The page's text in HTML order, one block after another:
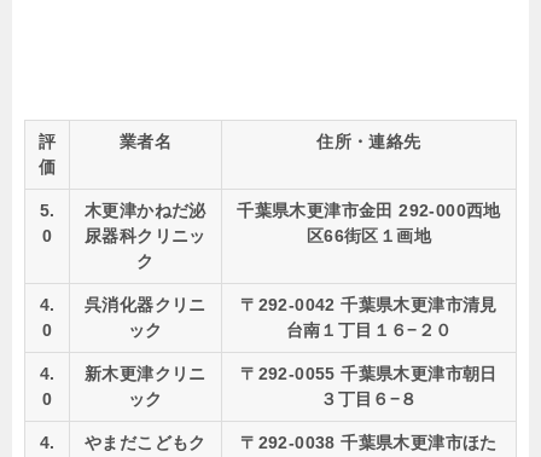
評
価
業者名 住所・連絡先
5.
0
木更津かねだ泌
尿器科クリニッ
ク
千葉県木更津市金田 292-000西地
区66街区１画地
4.
0
呉消化器クリニ
ック
〒292-0042 千葉県木更津市清見
台南１丁目１６−２０
4.
0
新木更津クリニ
ック
〒292-0055 千葉県木更津市朝日
３丁目６−８
4.
やまだこどもク
〒292-0038 千葉県木更津市ほた